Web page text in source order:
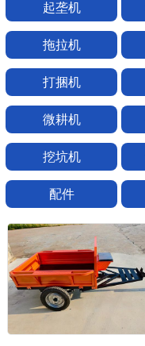
起垄机
拖拉机
打捆机
微耕机
挖坑机
配件